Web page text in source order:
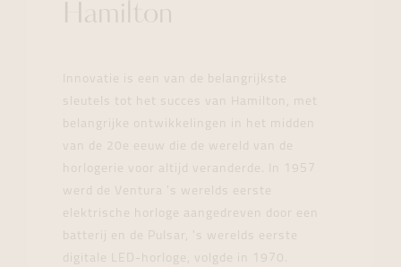
Hamilton
Innovatie is een van de belangrijkste
sleutels tot het succes van Hamilton, met
belangrijke ontwikkelingen in het midden
van de 20e eeuw die de wereld van de
horlogerie voor altijd veranderde. In 1957
werd de Ventura 's werelds eerste
elektrische horloge aangedreven door een
batterij en de Pulsar, 's werelds eerste
digitale LED-horloge, volgde in 1970.